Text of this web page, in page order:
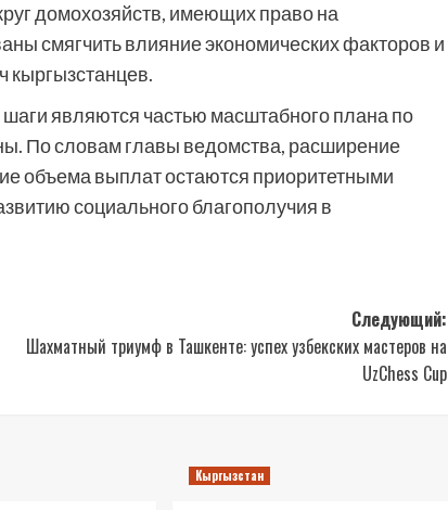
домохозяйств, имеющих право на
смягчить влияние экономических факторов и
кыргызстанцев.
являются частью масштабного плана по
По словам главы ведомства, расширение
объема выплат остаются приоритетными
социального благополучия в
Следующий:
Шахматный триумф в Ташкенте: успех узбекских мастеров на
UzChess Cup
Кыргызстан